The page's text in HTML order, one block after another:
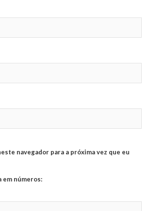
navegador para a próxima vez que eu
em números: